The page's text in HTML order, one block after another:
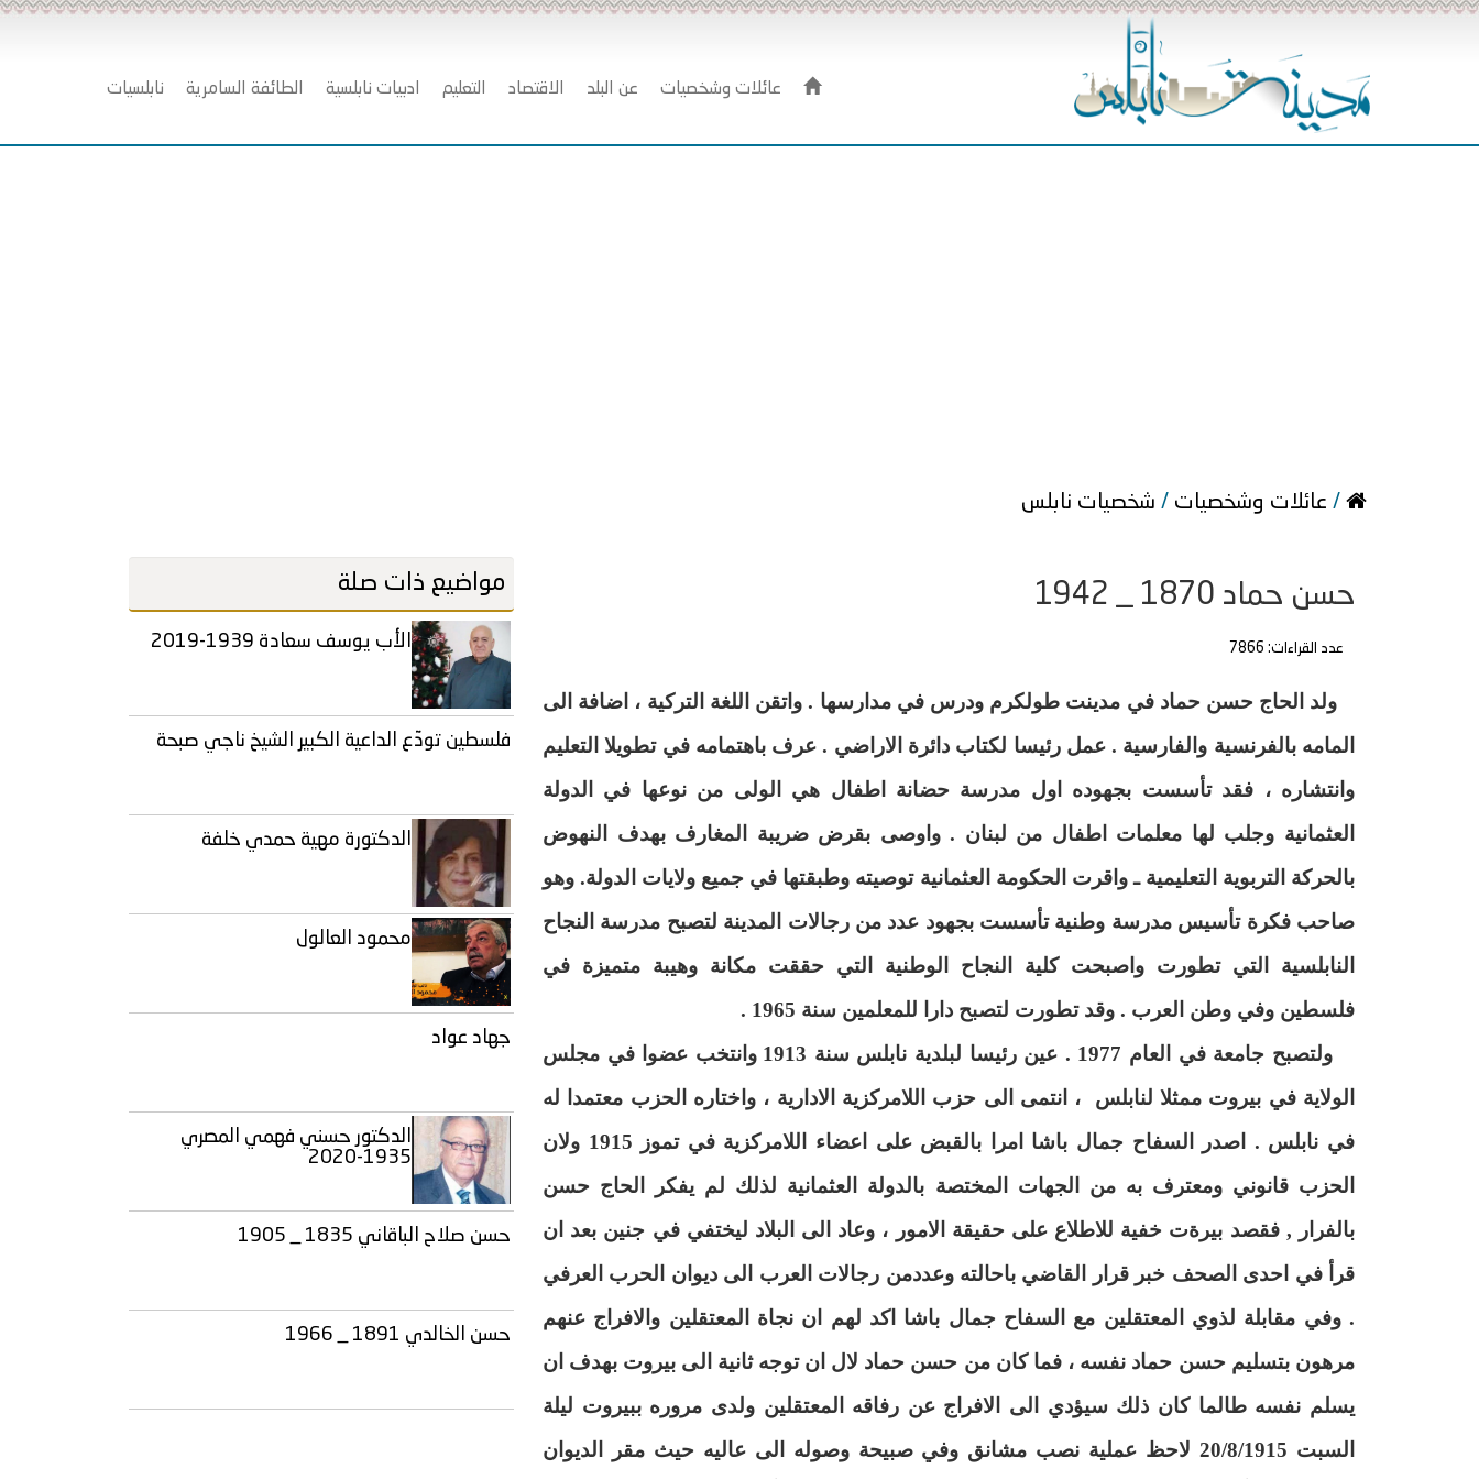
عائلات وشخصيات عن البلد الاقتصاد التعليم ادبيات نابلسية الطائفة السامرية نابلسيات
/ عائلات وشخصيات / شخصيات نابلس
حسن حماد 1870 _ 1942
عدد القراءات: 7866
ولد الحاج حسن حماد في مدينت طولكرم ودرس في مدارسها . واتقن اللغة التركية ، اضافة الى
المامه بالفرنسية والفارسية . عمل رئيسا لكتاب دائرة الاراضي . عرف باهتمامه في تطويلا التعليم
وانتشاره ، فقد تأسست بجهوده اول مدرسة حضانة اطفال هي الولى من نوعها في الدولة
العثمانية وجلب لها معلمات اطفال من لبنان . واوصى بقرض ضريبة المغارف بهدف النهوض
بالحركة التربوية التعليمية ـ واقرت الحكومة العثمانية توصيته وطبقتها في جميع ولايات الدولة. وهو
صاحب فكرة تأسيس مدرسة وطنية تأسست بجهود عدد من رجالات المدينة لتصبح مدرسة النجاح
النابلسية التي تطورت واصبحت كلية النجاح الوطنية التي حققت مكانة وهيبة متميزة في
فلسطين وفي وطن العرب . وقد تطورت لتصبح دارا للمعلمين سنة 1965 .
ولتصبح جامعة في العام 1977 . عين رئيسا لبلدية نابلس سنة 1913 وانتخب عضوا في مجلس
الولاية في بيروت ممثلا لنابلس
، انتمى الى حزب اللامركزية الادارية ، واختاره الحزب معتمدا له
في نابلس . اصدر السفاح جمال باشا امرا بالقبض على اعضاء اللامركزية في تموز 1915 ولان
الحزب قانوني ومعترف به من الجهات المختصة بالدولة العثمانية لذلك لم يفكر الحاج حسن
بالفرار , فقصد بيرةت خفية للاطلاع على حقيقة الامور ، وعاد الى البلاد ليختفي في جنين بعد ان
قرأ في احدى الصحف خبر قرار القاضي باحالته وعددمن رجالات العرب الى ديوان الحرب العرفي
. وفي مقابلة لذوي المعتقلين مع السفاح جمال باشا اكد لهم ان نجاة المعتقلين والافراج عنهم
مرهون بتسليم حسن حماد نفسه ، فما كان من حسن حماد لال ان توجه ثانية الى بيروت بهدف ان
يسلم نفسه طالما كان ذلك سيؤدي الى الافراج عن رفاقه المعتقلين ولدى مروره ببيروت ليلة
السبت 20/8/1915 لاحظ عملية نصب مشانق وفي صبيحة وصوله الى عاليه حيث مقر الديوان
مواضيع ذات صلة
الأب يوسف سعادة 1939-2019
فلسطين تودّع الداعية الكبير الشيخ ناجي صبحة
الدكتورة مهية حمدي خلفة
محمود العالول
جهاد عواد
الدكتور حسني فهمي المصري
1935-2020
حسن صلاح الباقاني 1835 _ 1905
حسن الخالدي 1891 _ 1966